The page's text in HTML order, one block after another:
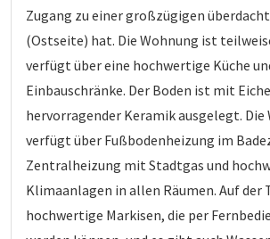
Zugang zu einer großzügigen
(Ostseite) hat. Die Wohnung ist
verfügt über eine hochwertige Küche
Einbauschränke. Der Boden ist mit
hervorragender Keramik ausgelegt. Die
verfügt über Fußbodenheizung im
Zentralheizung mit Stadtgas und
Klimaanlagen in allen Räumen. Auf der
hochwertige Markisen, die per